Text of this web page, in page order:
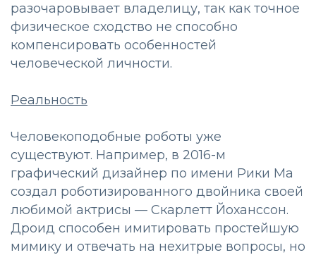
разочаровывает владелицу, так как точное
физическое сходство не способно
компенсировать особенностей
человеческой личности.
Реальность
Человекоподобные роботы уже
существуют. Например, в 2016-м
графический дизайнер по имени Рики Ма
создал роботизированного двойника своей
любимой актрисы — Скарлетт Йоханссон.
Дроид способен имитировать простейшую
мимику и отвечать на нехитрые вопросы, но